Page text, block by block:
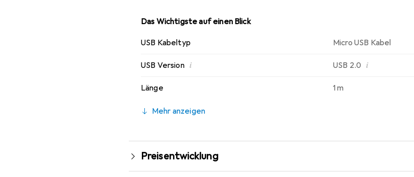
Das Wichtigste auf einen Blick
USB Kabeltyp Micro USB Kabel
USB Version i USB 2.0 i
Länge 1 m
Mehr anzeigen
Preisentwicklung